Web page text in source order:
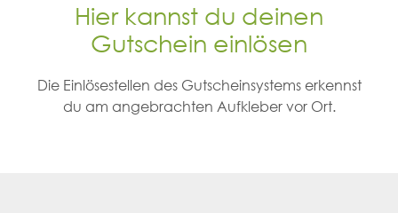
Hier kannst du deinen
Gutschein einlösen
Die Einlösestellen des Gutscheinsystems erkennst
du am angebrachten Aufkleber vor Ort.